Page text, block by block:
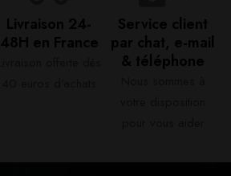
Livraison 24-
48H en France​
Service client
par chat, e-mail
& téléphone​